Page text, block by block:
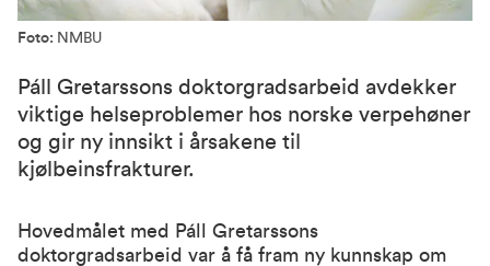
Foto: NMBU
Páll Gretarssons doktorgradsarbeid avdekker
viktige helseproblemer hos norske verpehøner
og gir ny innsikt i årsakene til
kjølbeinsfrakturer.
Hovedmålet med Páll Gretarssons
doktorgradsarbeid var å få fram ny kunnskap om